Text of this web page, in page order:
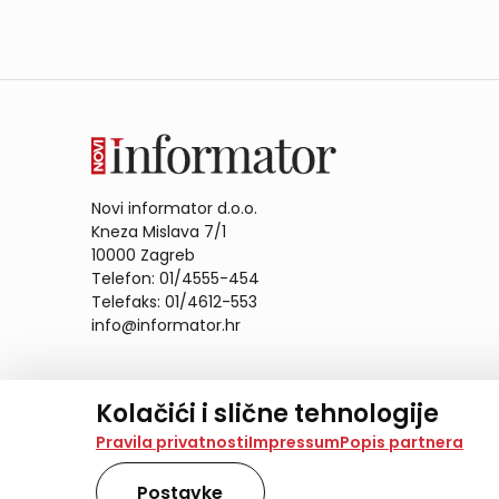
Kolačići i slične tehnologije
Na našoj web stranici koristimo kolačiće i slične
analiziramo promet na stranici te prikazujemo
također koriste ove tehnologije.
Pravila privatnostiImpressumPopis partnera
Postavke
Novi informator d.o.o.
Kneza Mislava 7/1
10000 Zagreb
Telefon: 01/4555-454
Telefaks: 01/4612-553
info@informator.hr